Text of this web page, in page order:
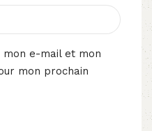
e-mail et mon
mon prochain